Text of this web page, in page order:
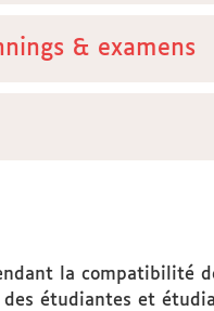
& examens
la compatibilité
étudiantes et